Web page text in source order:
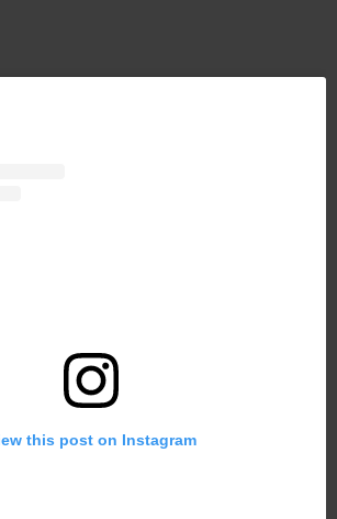
this post on Instagram